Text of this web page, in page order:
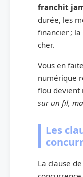
franchit
durée, les
financier ;
cher.
Vous en
numérique
flou devient
sur un fil,
Les
La clause